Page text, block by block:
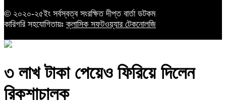
© ২০২০-২৫ইং সর্বস্বত্ব সংরক্ষিত দীপ্ত বার্তা ডটকম
কারিগরি সহযোগিতায়ঃক্লাসিক সফটওয়্যার টেকনোলজি
৩ লাখ টাকা পেয়েও ফিরিয়ে দিলেন
রিকশাচালক